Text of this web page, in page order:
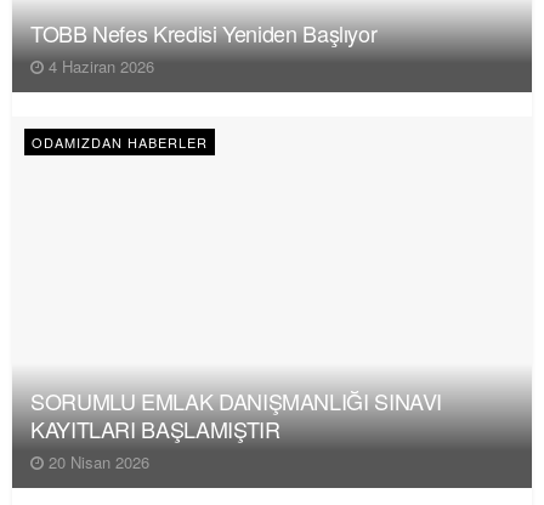
TOBB Nefes Kredisi Yeniden Başlıyor
4 Haziran 2026
ODAMIZDAN HABERLER
SORUMLU EMLAK DANIŞMANLIĞI SINAVI
KAYITLARI BAŞLAMIŞTIR
20 Nisan 2026